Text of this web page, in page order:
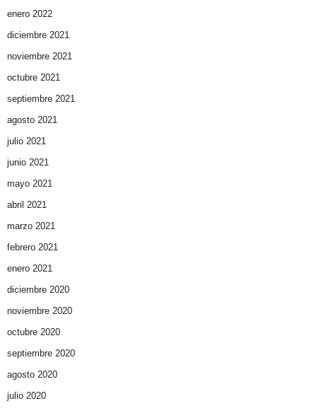
enero 2022
diciembre 2021
noviembre 2021
octubre 2021
septiembre 2021
agosto 2021
julio 2021
junio 2021
mayo 2021
abril 2021
marzo 2021
febrero 2021
enero 2021
diciembre 2020
noviembre 2020
octubre 2020
septiembre 2020
agosto 2020
julio 2020